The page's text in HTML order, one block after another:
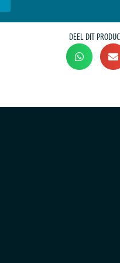
DEEL DIT